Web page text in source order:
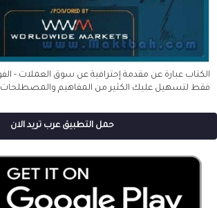
فقط لتسهيل عليك الكثير من المفاهيم والمصطلحات
حمل التطبيق عرب تريد الان